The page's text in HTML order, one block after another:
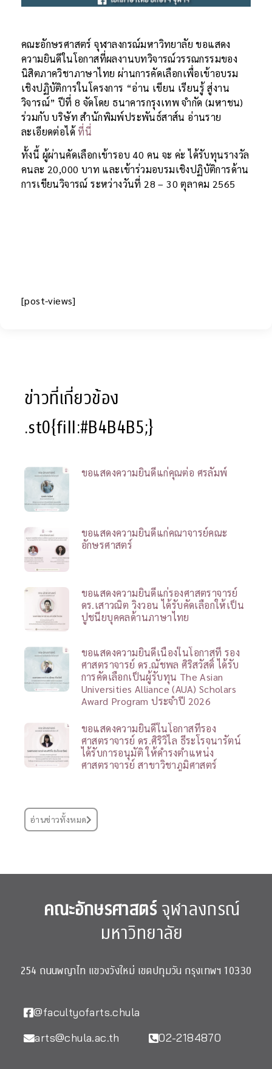
คณะอักษรศาสตร์ จุฬาลงกรณ์มหาวิทยาลัย ขอแสดง
ความยินดีในโอกาสที่ผลงานบทวิจารณ์วรรณกรรมของ
นิสิตภาควิชาภาษาไทย ผ่านการคัดเลือกเพื่อเข้าอบรม
เชิงปฏิบัติการในโครงการ “อ่าน เขียน เรียนรู้ สู่งาน
วิจารณ์” ปีที่ 8 จัดโดย ธนาคารกรุงเทพ จำกัด (มหาชน)
ร่วมกับ บริษัท สำนักพิมพ์ประพันธ์สาส์น อ่านราย
ละเอียดต่อได้ที่นี่
ทั้งนี้ ผู้ผ่านคัดเลือกเข้ารอบ 40 คน จะ ค่ะ ได้รับทุนรางวัล
คนละ 20,000 บาท และเข้าร่วมอบรมเชิงปฏิบัติการด้าน
การเขียนวิจารณ์ ระหว่างวันที่ 28 – 30 ตุลาคม 2565
[post-views]
ข่าวที่เกี่ยวข้อง
.st0{fill:#B4B4B5;}
ขอแสดงความยินดีแก่คุณต่อ ศรลัมพ์
ขอแสดงความยินดีแก่คณาจารย์คณะ
อักษรศาสตร์
ขอแสดงความยินดีแก่รองศาสตราจารย์
ดร.เสาวณิต วิงวอน ได้รับคัดเลือกให้เป็น
ปูชนียบุคคลด้านภาษาไทย
ขอแสดงความยินดีเนื่องในโอกาสที่ รอง
ศาสตราจารย์ ดร.ณัชพล ศิริสวัสดิ์ ได้รับ
การคัดเลือกเป็นผู้รับทุน The Asian
Universities Alliance (AUA) Scholars
Award Program ประจำปี 2026
ขอแสดงความยินดีในโอกาสที่รอง
ศาสตราจารย์ ดร.ศิริวิไล ธีระโรจนารัตน์
ได้รับการอนุมัติ ให้ดำรงตำแหน่ง
ศาสตราจารย์ สาขาวิชาภูมิศาสตร์
อ่านข่าวทั้งหมด
คณะอักษรศาสตร์จุฬาลงกรณ์
มหาวิทยาลัย
254 ถนนพญาไท แขวงวังใหม่ เขตปทุมวัน กรุงเทพฯ 10330
@facultyofarts.chula
arts@chula.ac.th
02-2184870